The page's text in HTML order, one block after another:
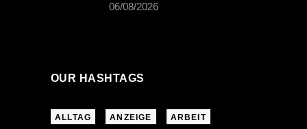
06/08/2026
OUR HASHTAGS
ALLTAG ANZEIGE ARBEIT